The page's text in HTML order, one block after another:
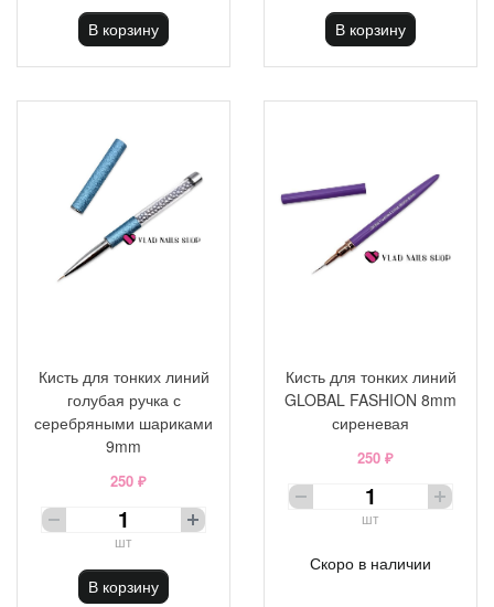
В корзину В корзину
Кисть для тонких линий
голубая ручка с
серебряными шариками
9mm
250 ₽
шт
В корзину
Кисть для тонких линий
GLOBAL FASHION 8mm
сиреневая
250 ₽
шт
Скоро в наличии